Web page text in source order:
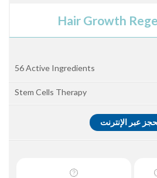
Hair Growth
56 Active Ingredients
Stem Cells Therapy
عبر الإنترنت